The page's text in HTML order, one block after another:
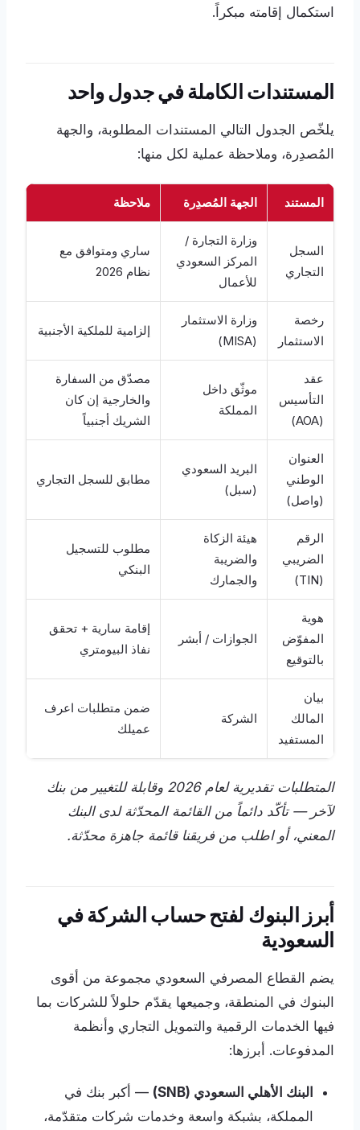
استكمال إقامته مبكراً.
المستندات الكاملة في جدول واحد
يلخّص الجدول التالي المستندات المطلوبة، والجهة
المُصدِرة، وملاحظة عملية لكل منها:
المستند الجهة المُصدِرة ملاحظة
السجل
التجاري
وزارة التجارة /
المركز السعودي
للأعمال
ساري ومتوافق مع
نظام 2026
رخصة
الاستثمار
وزارة الاستثمار
(MISA)
إلزامية للملكية الأجنبية
عقد
التأسيس
(AOA)
موثّق داخل
المملكة
مصدّق من السفارة
والخارجية إن كان
الشريك أجنبياً
العنوان
الوطني
(واصل)
البريد السعودي
(سبل)
مطابق للسجل التجاري
الرقم
الضريبي
(TIN)
هيئة الزكاة
والضريبة
والجمارك
مطلوب للتسجيل
البنكي
هوية
المفوّض
بالتوقيع
الجوازات / أبشر
إقامة سارية + تحقق
نفاذ البيومتري
بيان
المالك
المستفيد
الشركة
ضمن متطلبات اعرف
عميلك
المتطلبات تقديرية لعام 2026 وقابلة للتغيير من بنك
لآخر — تأكّد دائماً من القائمة المحدّثة لدى البنك
المعني، أو اطلب من فريقنا قائمة جاهزة محدّثة.
أبرز البنوك لفتح حساب الشركة في
السعودية
يضم القطاع المصرفي السعودي مجموعة من أقوى
البنوك في المنطقة، وجميعها يقدّم حلولاً للشركات بما
فيها الخدمات الرقمية والتمويل التجاري وأنظمة
المدفوعات. أبرزها:
البنك الأهلي السعودي (SNB)
— أكبر بنك في
المملكة، بشبكة واسعة وخدمات شركات متقدّمة،